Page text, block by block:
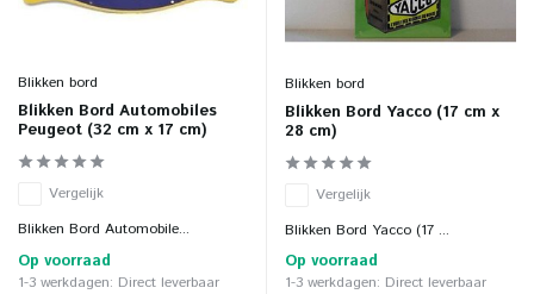
Blikken bord
Blikken Bord Automobiles
Peugeot (32 cm x 17 cm)
Vergelijk
Blikken Bord Automobile...
Op voorraad
1-3 werkdagen: Direct leverbaar
Blikken bord
Blikken Bord Yacco (17 cm x
28 cm)
Vergelijk
Blikken Bord Yacco (17 ...
Op voorraad
1-3 werkdagen: Direct leverbaar